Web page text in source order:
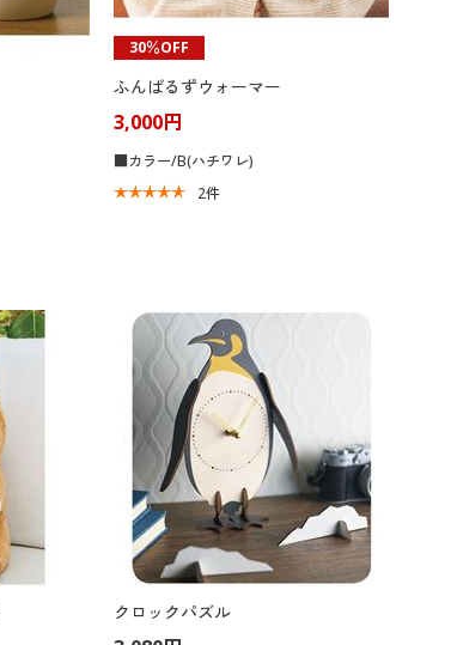
30％OFF
ふんばるずウォーマー
3,000円
■カラー/B(ハチワレ)
2件
クロックパズル